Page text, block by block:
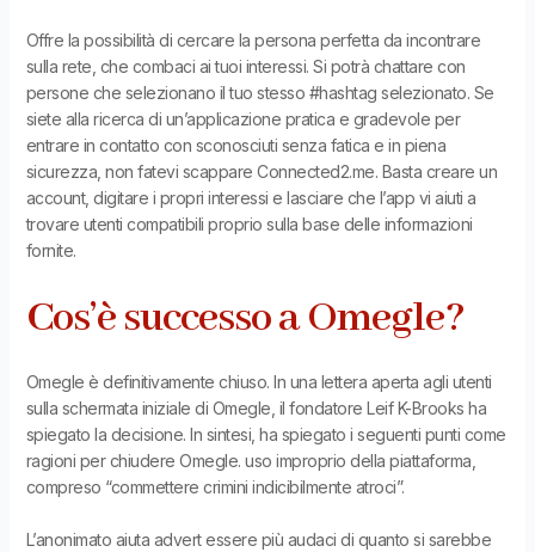
Offre la possibilità di cercare la persona perfetta da incontrare
sulla rete, che combaci ai tuoi interessi. Si potrà chattare con
persone che selezionano il tuo stesso #hashtag selezionato. Se
siete alla ricerca di un’applicazione pratica e gradevole per
entrare in contatto con sconosciuti senza fatica e in piena
sicurezza, non fatevi scappare Connected2.me. Basta creare un
account, digitare i propri interessi e lasciare che l’app vi aiuti a
trovare utenti compatibili proprio sulla base delle informazioni
fornite.
Cos’è successo a Omegle?
Omegle è definitivamente chiuso. In una lettera aperta agli utenti
sulla schermata iniziale di Omegle, il fondatore Leif K-Brooks ha
spiegato la decisione. In sintesi, ha spiegato i seguenti punti come
ragioni per chiudere Omegle. uso improprio della piattaforma,
compreso “commettere crimini indicibilmente atroci”.
L’anonimato aiuta advert essere più audaci di quanto si sarebbe